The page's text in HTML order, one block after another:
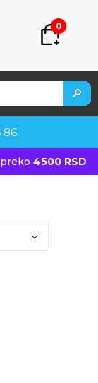
0
🔎
86
4500 RSD